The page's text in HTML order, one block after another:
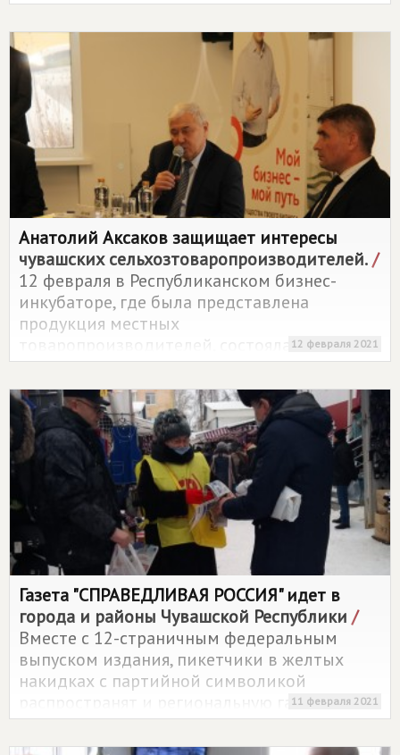
Анатолий Аксаков защищает интересы
чувашских сельхозтоваропроизводителей./
12 февраля в Республиканском бизнес-
инкубаторе, где была представлена
продукция местных
товаропроизводителей, состоялась
закупочная сессия федеральных торговых
сетей в Чувашской Республике.
12 февраля 2021
Газета "СПРАВЕДЛИВАЯ РОССИЯ" идет в
города и районы Чувашской Республики /
Вместе с 12-страничным федеральным
выпуском издания, пикетчики в желтых
накидках с партийной символикой
распространят и региональную газету
"СПРАВЕДЛИВАЯ РОССИЯ-ЧУВАШИЯ".
11 февраля 2021